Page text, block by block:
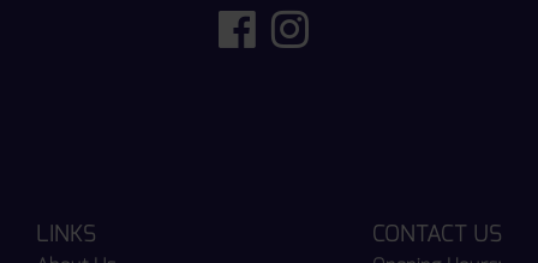
LINKS CONTACT US